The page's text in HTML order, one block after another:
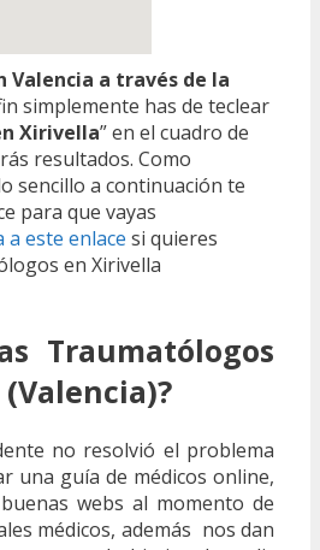
Valencia a través de la
simplemente has de teclear
Xirivella” en el cuadro de
resultados. Como
sencillo a continuación te
para que vayas
a este enlace si quieres
en Xirivella
Traumatólogos
no resolvió el problema
una guía de médicos online,
webs al momento de
médicos, además nos dan